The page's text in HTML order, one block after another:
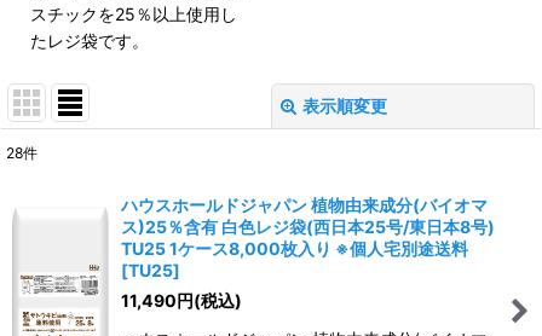
スチックを25％以上使用し
たレジ袋です。
表示順変更
絞り込む
28件
ハウスホールドジャパン 植物由来成分(バイオマ
ス)25％含有 白色レジ袋(西日本25号/東日本8号)
TU25 1ケース8,000枚入り ※個人宅別途送料
[TU25]
11,490円(税込)